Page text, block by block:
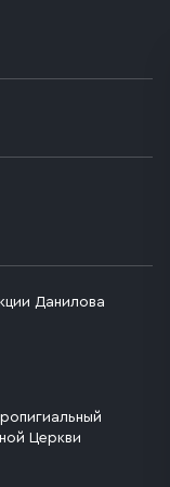
Данилова
Церкви